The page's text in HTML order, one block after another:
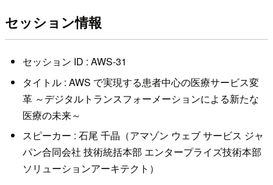
セッション情報
セッション ID : AWS-31
タイトル : AWS で実現する患者中心の医療サービス変
革 ～デジタルトランスフォーメーションによる新たな
医療の未来～
スピーカー : 石尾 千晶（アマゾン ウェブ サービス ジャ
パン合同会社 技術統括本部 エンタープライズ技術本部
ソリューションアーキテクト）